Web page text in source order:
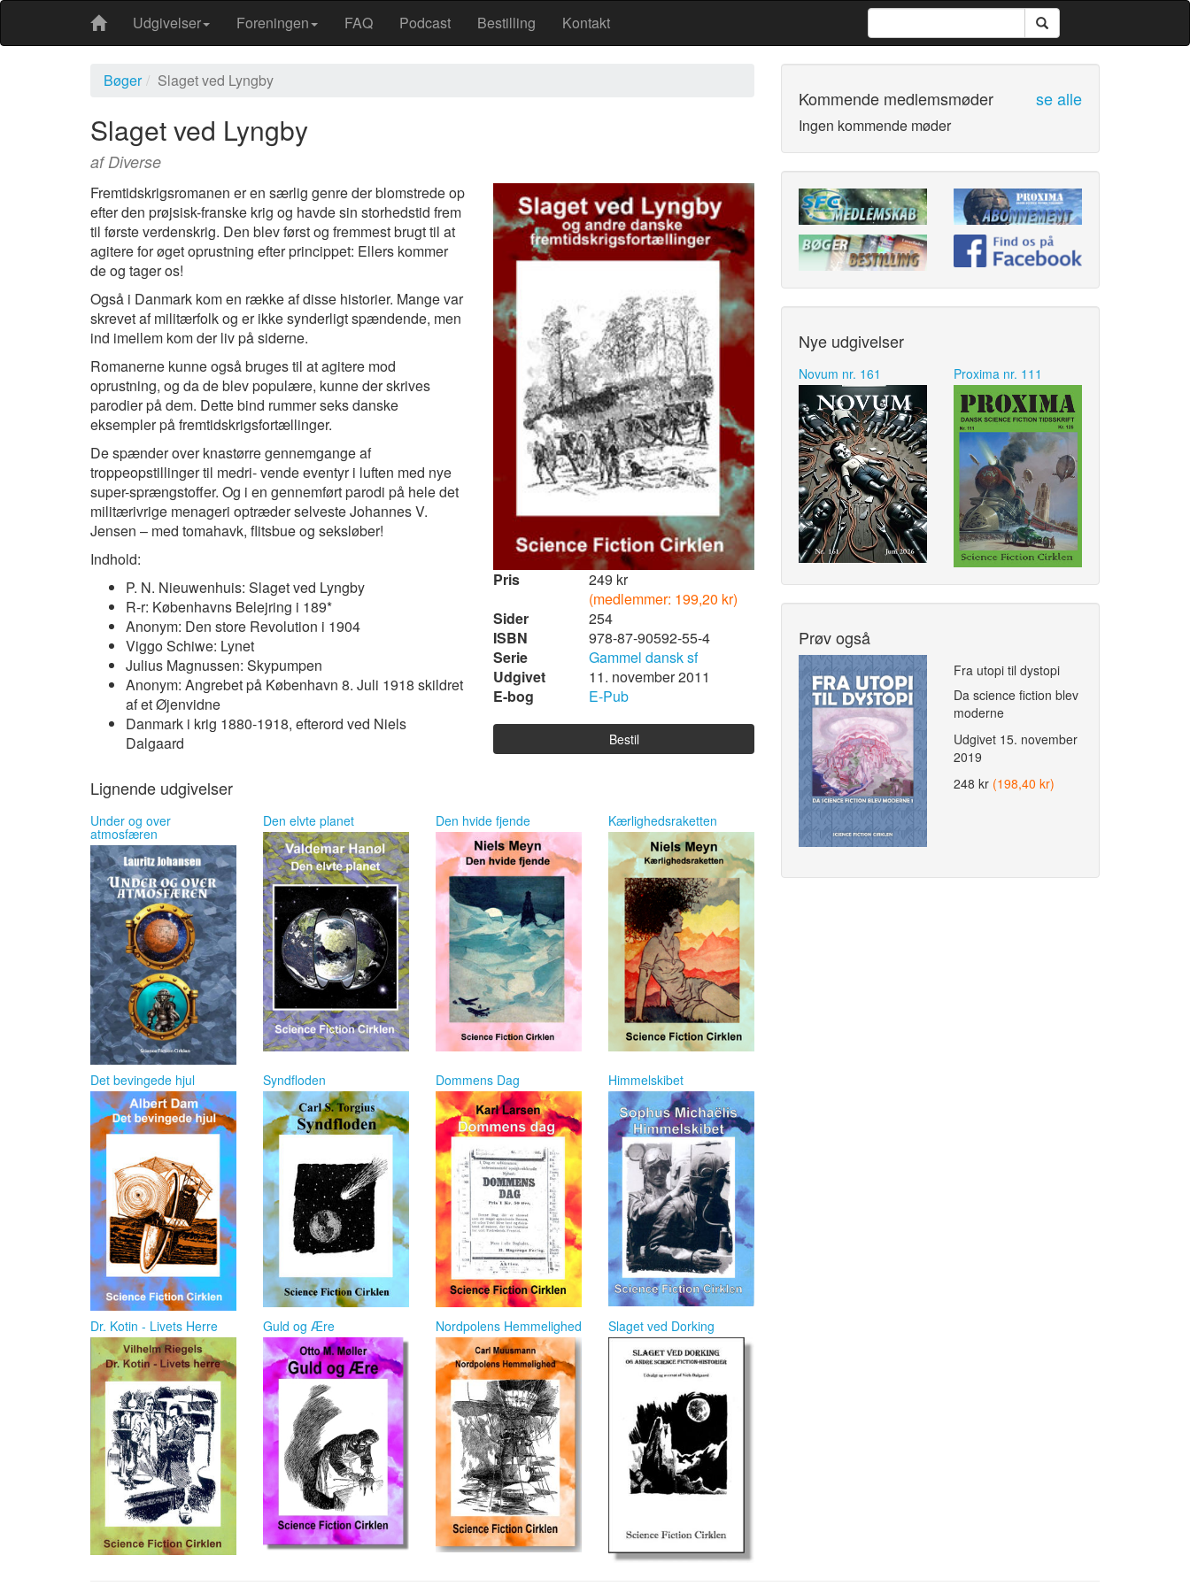
Udgivelser Foreningen FAQ Podcast Bestilling Kontakt
Bøger Slaget ved Lyngby
Slaget ved Lyngby
af Diverse
Fremtidskrigsromanen er en særlig genre der blomstrede op
efter den prøjsisk-franske krig og havde sin storhedstid frem
til første verdenskrig. Den blev først og fremmest brugt til at
agitere for øget oprustning efter princippet: Ellers kommer
de og tager os!
Også i Danmark kom en række af disse historier. Mange var
skrevet af militærfolk og er ikke synderligt spændende, men
ind imellem kom der liv på siderne.
Romanerne kunne også bruges til at agitere mod
oprustning, og da de blev populære, kunne der skrives
parodier på dem. Dette bind rummer seks danske
eksempler på fremtidskrigsfortællinger.
De spænder over knastørre gennemgange af
troppeopstillinger til medri- vende eventyr i luften med nye
super-sprængstoffer. Og i en gennemført parodi på hele det
militærivrige menageri optræder selveste Johannes V.
Jensen – med tomahavk, flitsbue og seksløber!
Indhold:
P. N. Nieuwenhuis: Slaget ved Lyngby
R-r: Københavns Belejring i 189*
Anonym: Den store Revolution i 1904
Viggo Schiwe: Lynet
Julius Magnussen: Skypumpen
Anonym: Angrebet på København 8. Juli 1918 skildret
af et Øjenvidne
Danmark i krig 1880-1918, efterord ved Niels
Dalgaard
Pris
249 kr
(medlemmer: 199,20 kr)
Sider
254
ISBN
978-87-90592-55-4
Serie
Gammel dansk sf
Udgivet
11. november 2011
E-bog
E-Pub
Bestil
Lignende udgivelser
Under og over
atmosfæren
Den elvte planet Den hvide fjende Kærlighedsraketten
Det bevingede hjul Syndfloden Dommens Dag Himmelskibet
Dr. Kotin - Livets Herre Guld og Ære Nordpolens Hemmelighed Slaget ved Dorking
Kommende medlemsmøder se alle
Ingen kommende møder
Nye udgivelser
Novum nr. 161 Proxima nr. 111
Prøv også
Fra utopi til dystopi
Da science fiction blev
moderne
Udgivet 15. november
2019
248 kr (198,40 kr)